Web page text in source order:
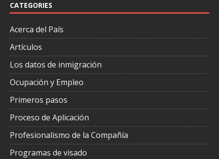
CATEGORIES
Acerca del País
Artículos
Los datos de inmigración
Ocupación y Empleo
Primeros pasos
Proceso de Aplicación
Profesionalismo de la Compañía
Programas de visado